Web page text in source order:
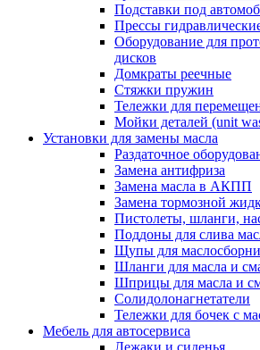
Подставки под
Прессы
Оборудование для
дисков
Домкраты реечные
Стяжки пружин
Тележки для
Мойки деталей (unit
Установки для замены масла
Раздаточное
Замена антифриза
Замена масла в АКПП
Замена тормозной
Пистолеты, шланги,
Поддоны для слива
Щупы для
Шланги для масла и
Шприцы для масла и
Солидолонагнетатели
Тележки для бочек с
Мебель для автосервиса
Лежаки и сиденья